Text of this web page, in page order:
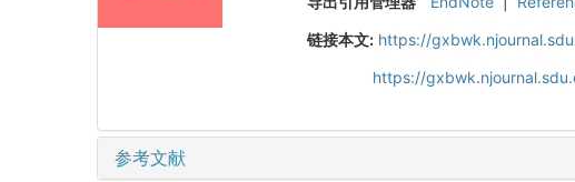
链接本文: https://
https://
参考文献